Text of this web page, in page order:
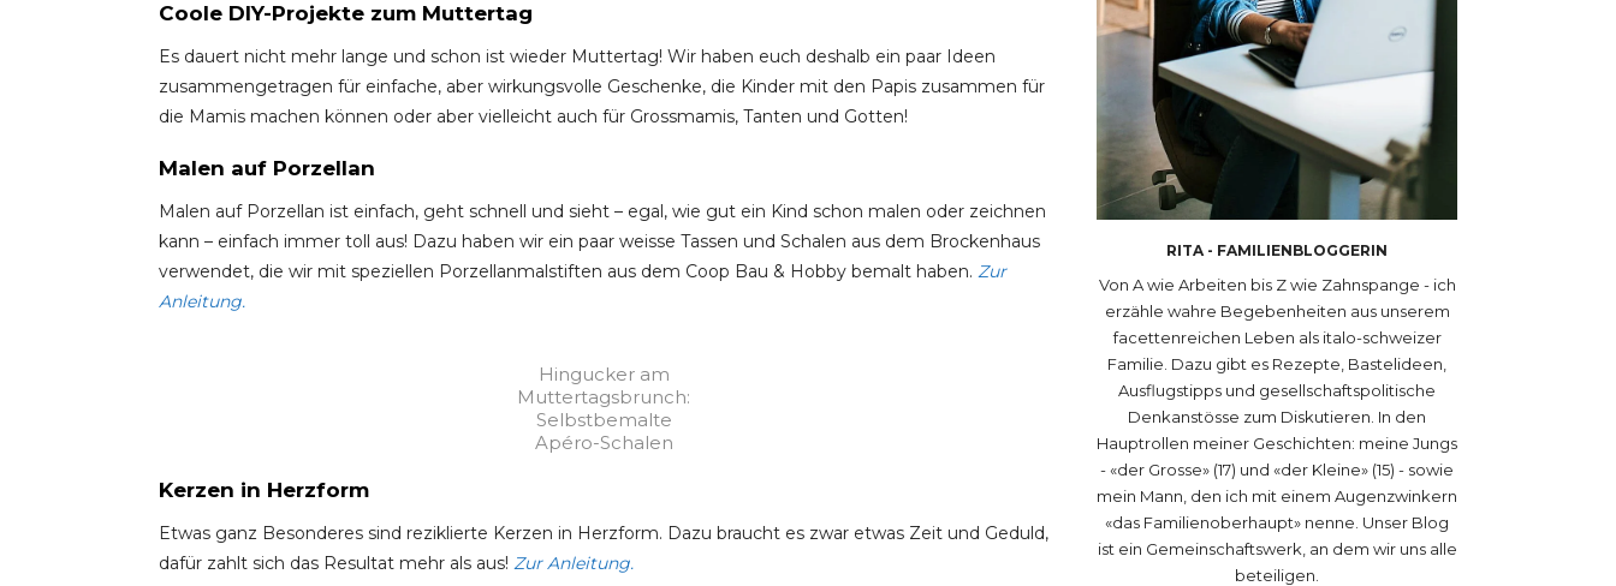
Coole DIY-Projekte zum Muttertag
Es dauert nicht mehr lange und schon ist wieder Muttertag! Wir haben euch deshalb ein paar Ideen
zusammengetragen für einfache, aber wirkungsvolle Geschenke, die Kinder mit den Papis zusammen für
die Mamis machen können oder aber vielleicht auch für Grossmamis, Tanten und Gotten!
Malen auf Porzellan
Malen auf Porzellan ist einfach, geht schnell und sieht – egal, wie gut ein Kind schon malen oder zeichnen
kann – einfach immer toll aus! Dazu haben wir ein paar weisse Tassen und Schalen aus dem Brockenhaus
verwendet, die wir mit speziellen Porzellanmalstiften aus dem Coop Bau & Hobby bemalt haben. Zur
Anleitung.
Hingucker am
Muttertagsbrunch:
Selbstbemalte
Apéro-Schalen
Kerzen in Herzform
Etwas ganz Besonderes sind reziklierte Kerzen in Herzform. Dazu braucht es zwar etwas Zeit und Geduld,
dafür zahlt sich das Resultat mehr als aus! Zur Anleitung.
RITA - FAMILIENBLOGGERIN
Von A wie Arbeiten bis Z wie Zahnspange - ich
erzähle wahre Begebenheiten aus unserem
facettenreichen Leben als italo-schweizer
Familie. Dazu gibt es Rezepte, Bastelideen,
Ausflugstipps und gesellschaftspolitische
Denkanstösse zum Diskutieren. In den
Hauptrollen meiner Geschichten: meine Jungs
- «der Grosse» (17) und «der Kleine» (15) - sowie
mein Mann, den ich mit einem Augenzwinkern
«das Familienoberhaupt» nenne. Unser Blog
ist ein Gemeinschaftswerk, an dem wir uns alle
beteiligen.